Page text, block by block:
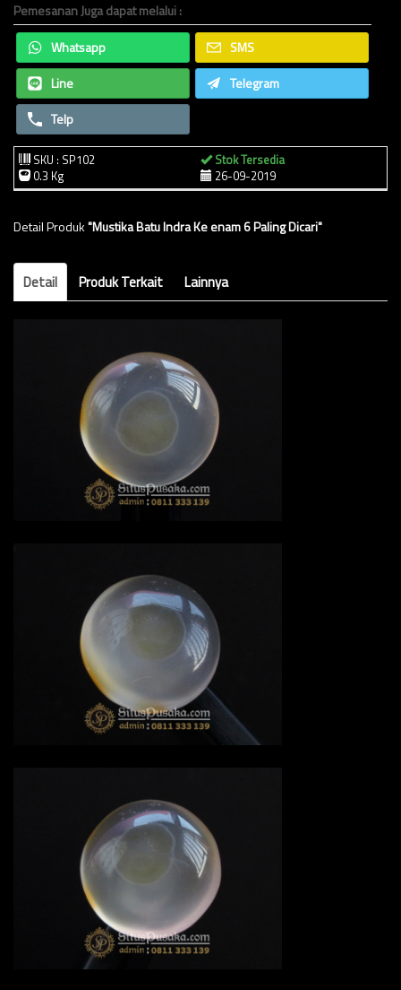
Pemesanan Juga dapat melalui :
Whatsapp
SMS
Line
Telegram
Telp
SKU : SP102
Stok Tersedia
0.3 Kg
26-09-2019
Detail Produk"Mustika Batu Indra Ke enam 6 Paling Dicari"
Detail Produk Terkait Lainnya